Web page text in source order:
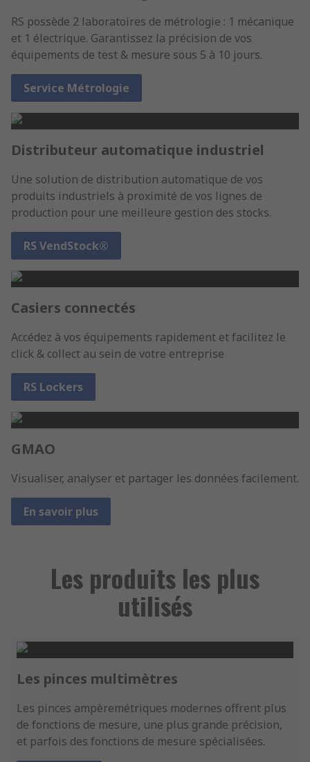
RS possède 2 laboratoires de métrologie : 1 mécanique
et 1 électrique. Garantissez la précision de vos
équipements de test & mesure sous 5 à 10 jours.
Service Métrologie
Distributeur automatique industriel
Une solution de distribution automatique de vos
produits industriels à proximité de vos lignes de
production pour une meilleure gestion des stocks.
RS VendStock®
Casiers connectés
Accédez à vos équipements rapidement et facilitez le
click & collect au sein de votre entreprise
RS Lockers
GMAO
Visualiser, analyser et partager les données facilement.
En savoir plus
Les produits les plus
utilisés
Les pinces multimètres
Les pinces ampèremétriques modernes offrent plus
de fonctions de mesure, une plus grande précision,
et parfois des fonctions de mesure spécialisées.